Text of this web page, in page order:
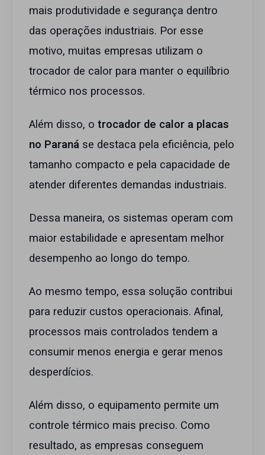
mais produtividade e segurança dentro
das operações industriais. Por esse
motivo, muitas empresas utilizam o
trocador de calor para manter o equilíbrio
térmico nos processos.
Além disso, o trocador de calor a placas
no Paraná se destaca pela eficiência, pelo
tamanho compacto e pela capacidade de
atender diferentes demandas industriais.
Dessa maneira, os sistemas operam com
maior estabilidade e apresentam melhor
desempenho ao longo do tempo.
Ao mesmo tempo, essa solução contribui
para reduzir custos operacionais. Afinal,
processos mais controlados tendem a
consumir menos energia e gerar menos
desperdícios.
Além disso, o equipamento permite um
controle térmico mais preciso. Como
resultado, as empresas conseguem